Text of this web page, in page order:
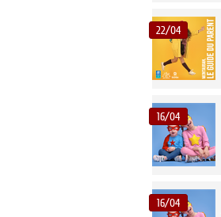
22/04
16/04
16/04